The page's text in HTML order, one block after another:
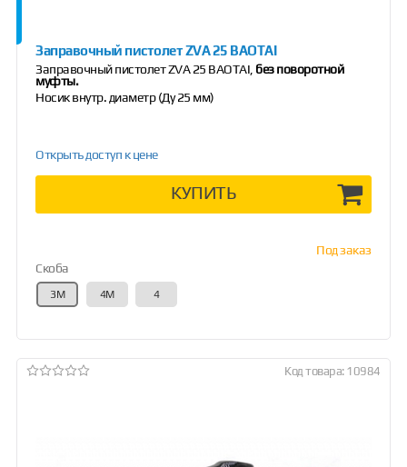
Заправочный пистолет ZVA 25 BAOTAI
Заправочный пистолет ZVA 25 BAOTAI, без поворотной
муфты.
Носик внутр. диаметр (Ду 25 мм)
Открыть доступ к цене
КУПИТЬ
Под заказ
Скоба
3М 4М 4
Код товара: 10984